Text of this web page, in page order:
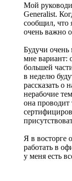
Мой
Generalist.
сообщил, что
очень важно
Будучи
мне вариант:
большей
в неделю
рассказать о
нерабочие
она проводит
Я в восторге
работать в
у меня есть